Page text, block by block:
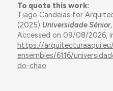
To quote this work:
Tiago Candeias for
(2025) Universidade
Accessed on 09/08/2026,
https://
ensembles/6116/
do-chao